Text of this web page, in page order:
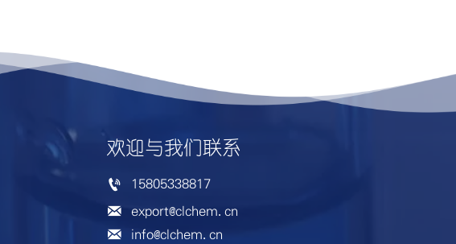
欢迎与我们联系
 15805338817
 export@clchem.cn
 info@clchem.cn